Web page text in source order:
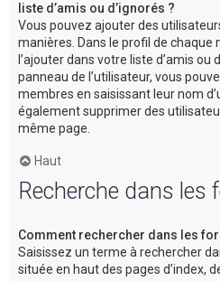
liste d’amis ou d’ignorés ?
Vous pouvez ajouter des
manières. Dans le profil de chaque
l’ajouter dans votre liste d’amis ou
panneau de l’utilisateur, vous
membres en saisissant leur nom
également supprimer des
même page.
Haut
Recherche dans les
Comment rechercher dans les
Saisissez un terme à rechercher
située en haut des pages d’index,